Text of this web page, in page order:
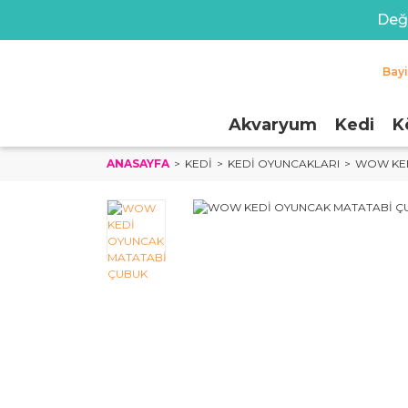
Akvaryum Kedi
ANASAYFA KEDI KEDI OYUNCAKLARI WOW